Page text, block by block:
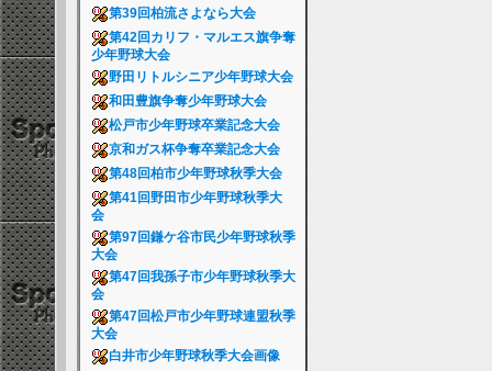
第39回柏流さよなら大会
第42回カリフ・マルエス旗争奪
少年野球大会
野田リトルシニア少年野球大会
和田豊旗争奪少年野球大会
松戸市少年野球卒業記念大会
京和ガス杯争奪卒業記念大会
第48回柏市少年野球秋季大会
第41回野田市少年野球秋季大
会
第97回鎌ケ谷市民少年野球秋季
大会
第47回我孫子市少年野球秋季大
会
第47回松戸市少年野球連盟秋季
大会
白井市少年野球秋季大会画像